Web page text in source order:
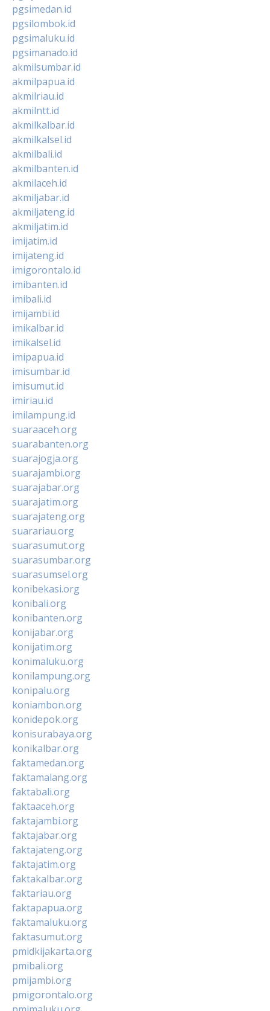
pgsimedan.id
pgsilombok.id
pgsimaluku.id
pgsimanado.id
akmilsumbar.id
akmilpapua.id
akmilriau.id
akmilntt.id
akmilkalbar.id
akmilkalsel.id
akmilbali.id
akmilbanten.id
akmilaceh.id
akmiljabar.id
akmiljateng.id
akmiljatim.id
imijatim.id
imijateng.id
imigorontalo.id
imibanten.id
imibali.id
imijambi.id
imikalbar.id
imikalsel.id
imipapua.id
imisumbar.id
imisumut.id
imiriau.id
imilampung.id
suaraaceh.org
suarabanten.org
suarajogja.org
suarajambi.org
suarajabar.org
suarajatim.org
suarajateng.org
suarariau.org
suarasumut.org
suarasumbar.org
suarasumsel.org
konibekasi.org
konibali.org
konibanten.org
konijabar.org
konijatim.org
konimaluku.org
konilampung.org
konipalu.org
koniambon.org
konidepok.org
konisurabaya.org
konikalbar.org
faktamedan.org
faktamalang.org
faktabali.org
faktaaceh.org
faktajambi.org
faktajabar.org
faktajateng.org
faktajatim.org
faktakalbar.org
faktariau.org
faktapapua.org
faktamaluku.org
faktasumut.org
pmidkijakarta.org
pmibali.org
pmijambi.org
pmigorontalo.org